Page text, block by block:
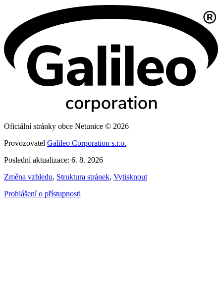
Oficiální stránky obce Netunice © 2026
Provozovatel Galileo Corporation s.r.o.
Poslední aktualizace: 6. 8. 2026
Změna vzhledu, Struktura stránek, Vytisknout
Prohlášení o přístupnosti